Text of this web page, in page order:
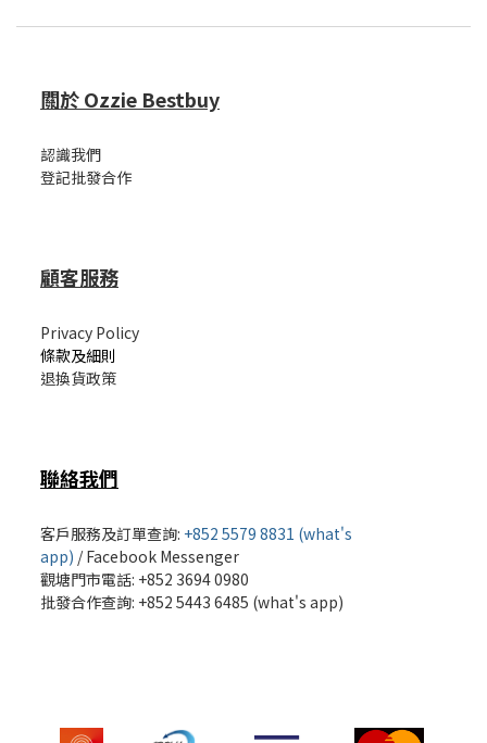
關於 Ozzie Bestbuy
認識我們
登記批發合作
顧客服務
Privacy Policy
條款及細則
退換貨政策
聯絡我們
客戶服務及訂單查詢: +852 5579 8831 (what's
app) /Facebook Messenger
觀塘門市電話: +852 3694 0980
批發合作查詢: +852 5443 6485 (what's app)